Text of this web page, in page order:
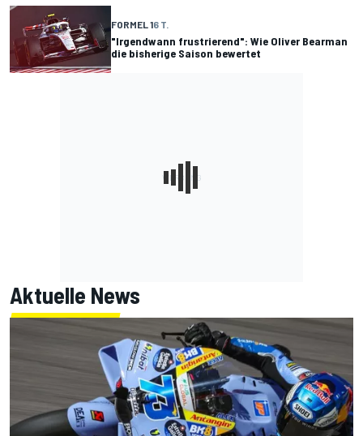
FORMEL 16 T.
"Irgendwann frustrierend": Wie Oliver Bearman
die bisherige Saison bewertet
Aktuelle News